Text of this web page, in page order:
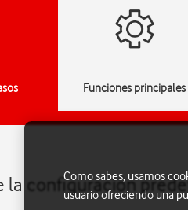
Funciones principales
la configuración
Como sabes, usamos
usuario ofreciendo una